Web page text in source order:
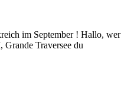
im September ! Hallo, wer
Traversee du